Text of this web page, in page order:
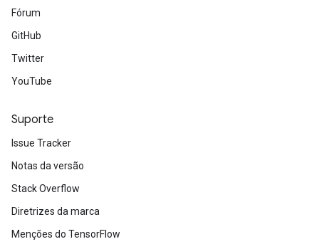
Fórum
GitHub
Twitter
YouTube
Suporte
Issue Tracker
Notas da versão
Stack Overflow
Diretrizes da marca
Menções do TensorFlow